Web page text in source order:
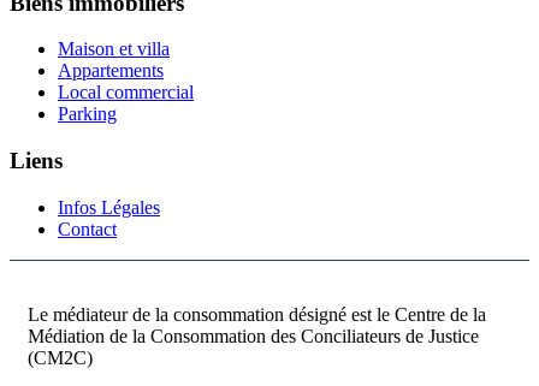
Maison et villa
Appartements
Local commercial
Parking
Liens
Infos Légales
Contact
Le médiateur de la consommation désigné est le Centre de la
Médiation de la Consommation des Conciliateurs de Justice
(CM2C)